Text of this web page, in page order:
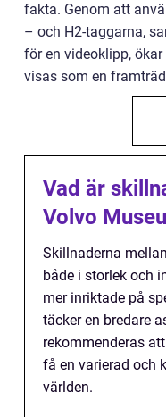
fakta. Genom att
– och H2-taggarna,
för en videoklipp,
visas som en
Vad är
Volvo
Skillnaderna
både i storlek och
mer inriktade på
täcker en bredare
rekommenderas
få en varierad och
världen.